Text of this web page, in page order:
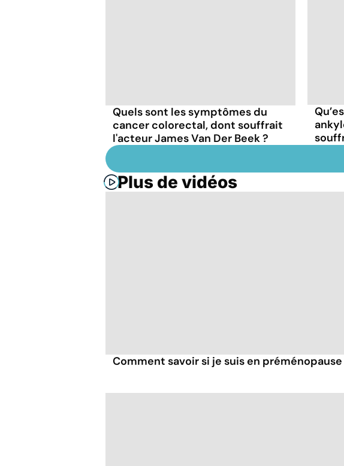
Quels sont les symptômes du
cancer colorectal, dont souffrait
l'acteur James Van Der Beek ?
Plus de vidéos
Comment savoir si je suis en préménopause